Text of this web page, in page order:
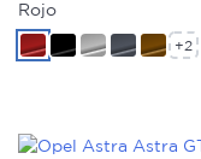
Rojo
+2